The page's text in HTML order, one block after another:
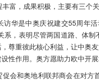
富，成果积极，主要有三个
访华是中奥庆祝建交55周年
系，表明尽管两国道路、体
尊重彼此核心利益，让中奥
性作用。奥方愿助力欧中开
会和奥地利联邦商会在对